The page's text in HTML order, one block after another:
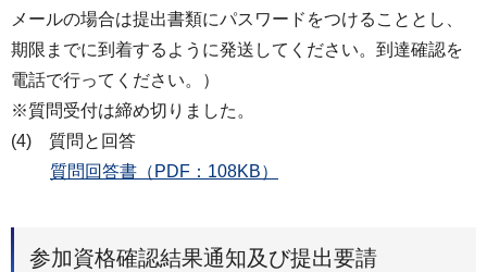
メールの場合は提出書類にパスワードをつけることとし、
期限までに到着するように発送してください。到達確認を
電話で行ってください。）
※質問受付は締め切りました。
(4) 質問と回答
質問回答書（PDF：108KB）
参加資格確認結果通知及び提出要請